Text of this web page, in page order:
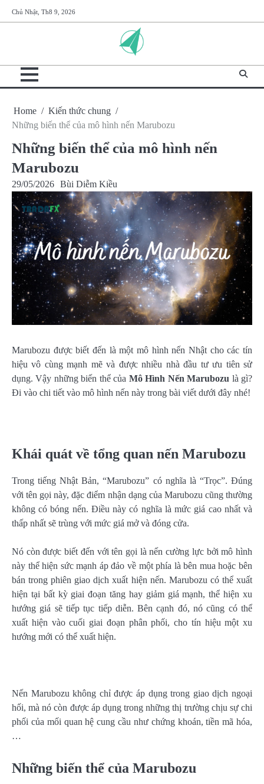
to
Chủ Nhật, Th8 9, 2026
Home
Kiến thức chung
Những biến thể của mô hình nến Marubozu
Những biến thể của mô hình nến
Marubozu
29/05/2026 Bùi Diễm Kiều
Marubozu được biết đến là một mô hình nến Nhật cho các tín
hiệu vô cùng mạnh mẽ và được nhiều nhà đầu tư ưu tiên sử
dụng. Vậy những biến thể của Mô Hình Nến Marubozu là gì?
Đi vào chi tiết vào mô hình nến này trong bài viết dưới đây nhé!
Khái quát về tổng quan nến Marubozu
Trong tiếng Nhật Bản, “Marubozu” có nghĩa là “Trọc”. Đúng
với tên gọi này, đặc điểm nhận dạng của Marubozu cũng thường
không có bóng nến. Điều này có nghĩa là mức giá cao nhất và
thấp nhất sẽ trùng với mức giá mở và đóng cửa.
Nó còn được biết đến với tên gọi là nến cường lực bởi mô hình
này thể hiện sức mạnh áp đảo về một phía là bên mua hoặc bên
bán trong phiên giao dịch xuất hiện nến. Marubozu có thể xuất
hiện tại bất kỳ giai đoạn tăng hay giảm giá mạnh, thể hiện xu
hướng giá sẽ tiếp tục tiếp diễn. Bên cạnh đó, nó cũng có thể
xuất hiện vào cuối giai đoạn phân phối, cho tín hiệu một xu
hướng mới có thể xuất hiện.
Nến Marubozu không chỉ được áp dụng trong giao dịch ngoại
hối, mà nó còn được áp dụng trong những thị trường chịu sự chi
phối của mối quan hệ cung cầu như chứng khoán, tiền mã hóa,
…
Những biến thể của Marubozu